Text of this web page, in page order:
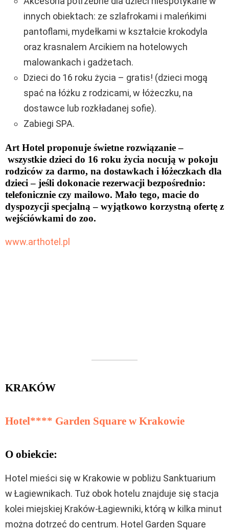
innych obiektach: ze szlafrokami i maleńkimi
pantoflami, mydełkami w kształcie krokodyla
oraz krasnalem Arcikiem na hotelowych
malowankach i gadżetach.
Dzieci do 16 roku życia – gratis! (dzieci mogą
spać na łóżku z rodzicami, w łóżeczku, na
dostawce lub rozkładanej sofie).
Zabiegi SPA.
Art Hotel proponuje świetne rozwiązanie –
wszystkie dzieci do 16 roku życia nocują w pokoju
rodziców za darmo, na dostawkach i łóżeczkach dla
dzieci – jeśli dokonacie rezerwacji bezpośrednio:
telefonicznie czy mailowo. Mało tego, macie do
dyspozycji specjalną – wyjątkowo korzystną ofertę z
wejściówkami do zoo.
www.arthotel.pl
KRAKÓW
Hotel**** Garden Square w Krakowie
O obiekcie:
Hotel mieści się w Krakowie w pobliżu Sanktuarium
w Łagiewnikach. Tuż obok hotelu znajduje się stacja
kolei miejskiej Kraków-Łagiewniki, którą w kilka minut
można dotrzeć do centrum. Hotel Garden Square